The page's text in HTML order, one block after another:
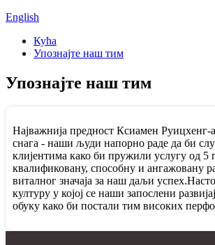
English
Кућа
Упознајте наш тим
Упознајте наш тим
Најважнија предност Ксиамен Руицхенг-
снага - наши људи напорно раде да би
клијентима како би пружили услугу од 5
квалификовану, способну и ангажовану
виталног значаја за наш даљи
културу у којој се наши запослени
обуку како би постали тим високих